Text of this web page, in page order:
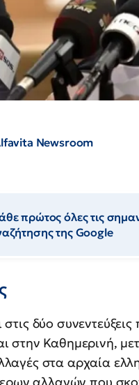
Newsroom
πρώτος όλες τις
της Google
στις δύο
στην Καθημερινή,
στα αρχαία